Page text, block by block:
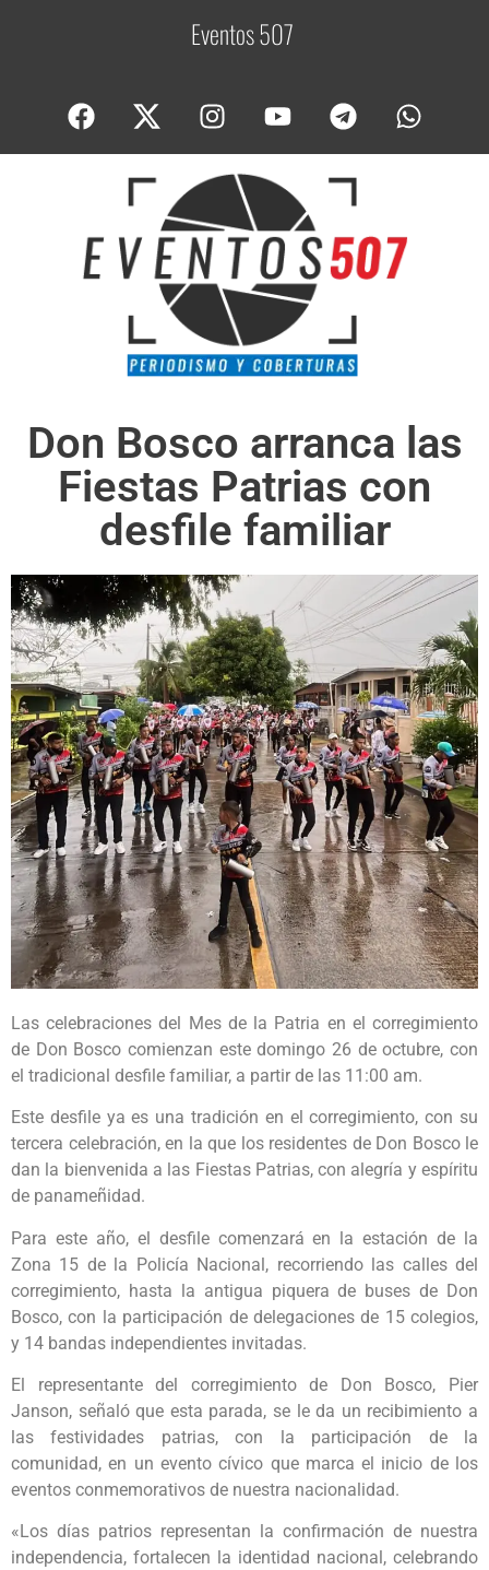
Eventos 507C
Don Bosco arranca las
Fiestas Patrias con
desfile familiar
Las celebraciones del Mes de la Patria en el corregimiento
de Don Bosco comienzan este domingo 26 de octubre, con
el tradicional desfile familiar, a partir de las 11:00 am.
Este desfile ya es una tradición en el corregimiento, con su
tercera celebración, en la que los residentes de Don Bosco le
dan la bienvenida a las Fiestas Patrias, con alegría y espíritu
de panameñidad.
Para este año, el desfile comenzará en la estación de la
Zona 15 de la Policía Nacional, recorriendo las calles del
corregimiento, hasta la antigua piquera de buses de Don
Bosco, con la participación de delegaciones de 15 colegios,
y 14 bandas independientes invitadas.
El representante del corregimiento de Don Bosco, Pier
Janson, señaló que esta parada, se le da un recibimiento a
las festividades patrias, con la participación de la
comunidad, en un evento cívico que marca el inicio de los
eventos conmemorativos de nuestra nacionalidad.
«Los días patrios representan la confirmación de nuestra
independencia, fortalecen la identidad nacional, celebrando